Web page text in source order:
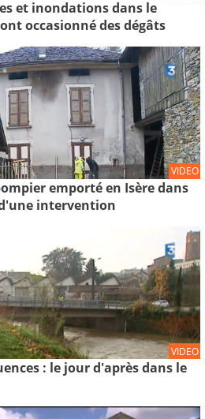
et inondations dans le
occasionné des dégâts
VIDEO
emporté en Isère dans
intervention
VIDEO
: le jour d'après dans le